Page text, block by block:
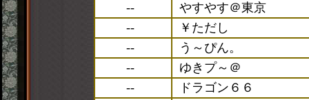
--
やすやす＠東京
--
￥ただし
--
う～ぴん。
--
ゆきプ～＠
--
ドラゴン６６